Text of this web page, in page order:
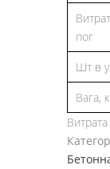
пог
Шт в
Вага,